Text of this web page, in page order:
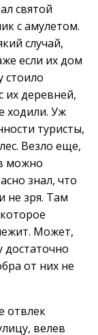
святой
с амулетом.
случай,
если их дом
стоило
их деревней,
ходили. Уж
туристы,
Везло еще,
можно
знал, что
не зря. Там
Может,
достаточно
от них не
отвлек
велев